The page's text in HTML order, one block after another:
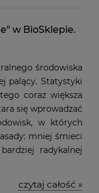
w BioSklepie.
środowiska
palący. Statystyki
coraz większa
się wprowadzać
w których
mniej śmieci
radykalnej
czytaj całość »